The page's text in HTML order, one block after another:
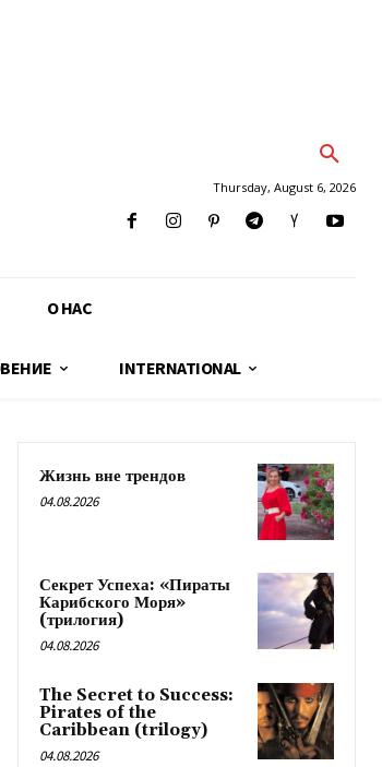
Thursday, August 6, 2026
О НАС
INTERNATIONAL
Жизнь вне трендов
04.08.2026
Секрет Успеха: «Пираты
Карибского Моря»
(трилогия)
04.08.2026
The Secret to Success:
Pirates of the
Caribbean (trilogy)
04.08.2026